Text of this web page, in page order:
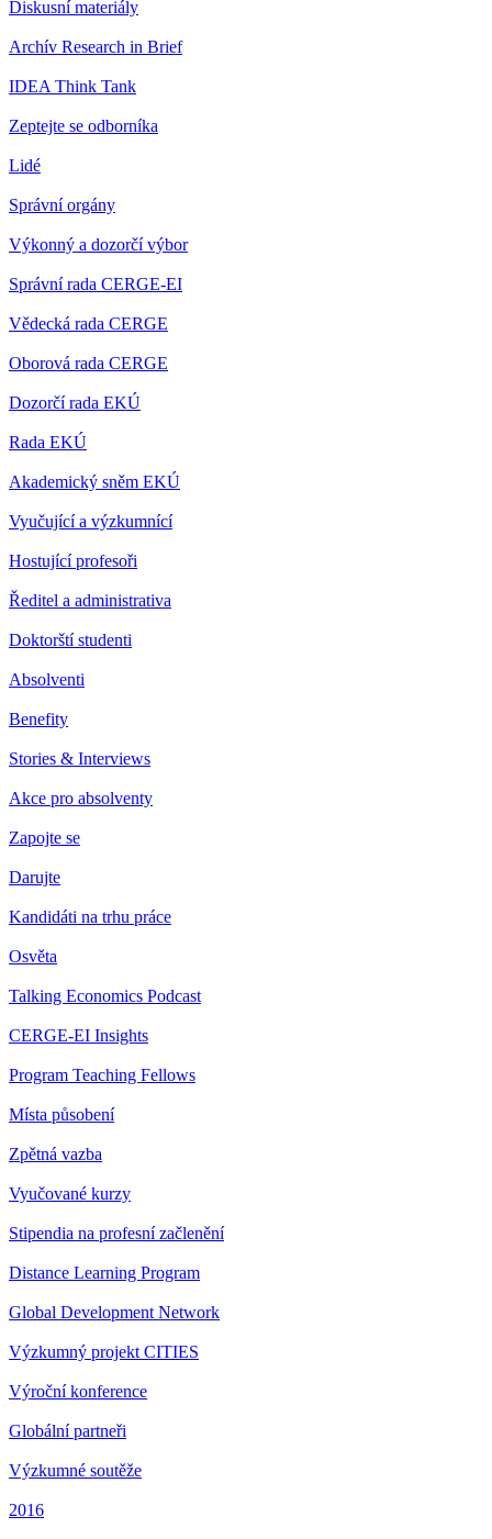
Diskusní materiály
Archív Research in Brief
IDEA Think Tank
Zeptejte se odborníka
Lidé
Správní orgány
Výkonný a dozorčí výbor
Správní rada CERGE-EI
Vědecká rada CERGE
Oborová rada CERGE
Dozorčí rada EKÚ
Rada EKÚ
Akademický sněm EKÚ
Vyučující a výzkumnící
Hostující profesoři
Ředitel a administrativa
Doktorští studenti
Absolventi
Benefity
Stories & Interviews
Akce pro absolventy
Zapojte se
Darujte
Kandidáti na trhu práce
Osvěta
Talking Economics Podcast
CERGE-EI Insights
Program Teaching Fellows
Místa působení
Zpětná vazba
Vyučované kurzy
Stipendia na profesní začlenění
Distance Learning Program
Global Development Network
Výzkumný projekt CITIES
Výroční konference
Globální partneři
Výzkumné soutěže
2016